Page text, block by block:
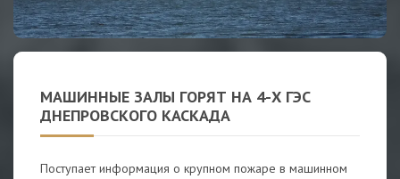
МАШИННЫЕ ЗАЛЫ ГОРЯТ НА 4-Х ГЭС
ДНЕПРОВСКОГО КАСКАДА
Поступает информация о крупном пожаре в машинном